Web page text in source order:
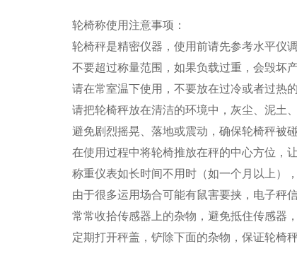
轮椅称使用注意事项：
轮椅秤是精密仪器，使用前请先参考水平仪
不要超过称量范围，如果负载过重，会毁坏产
请在常室温下使用，不要放在过冷或者过热的
请把轮椅秤放在清洁的环境中，灰尘、泥土
避免剧烈摇晃、落地或震动，确保轮椅秤被碰
在使用过程中将轮椅推放在秤的中心方位，
称重仪表如长时间不用时（如一个月以上）
由于很多运用场合可能有鼠害要挟，电子秤
常常收拾传感器上的杂物，避免抵住传感器
定期打开秤盖，铲除下面的杂物，保证轮椅